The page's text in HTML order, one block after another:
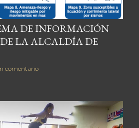
DE INFORMACIÓN
LA ALCALDÍA DE
comentario